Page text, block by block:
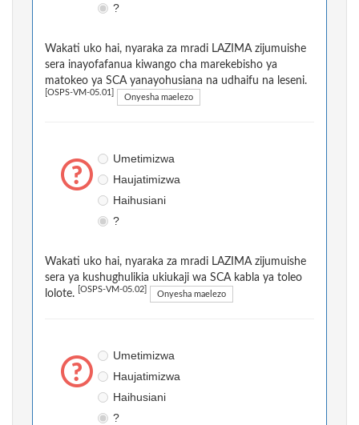
?
Wakati uko hai, nyaraka za mradi LAZIMA zijumuishe
sera inayofafanua kiwango cha marekebisho ya
matokeo ya SCA yanayohusiana na udhaifu na leseni.
[OSPS-VM-05.01] Onyesha maelezo
Umetimizwa
Haujatimizwa
Haihusiani
?
Wakati uko hai, nyaraka za mradi LAZIMA zijumuishe
sera ya kushughulikia ukiukaji wa SCA kabla ya toleo
lolote.
[OSPS-VM-05.02] Onyesha maelezo
Umetimizwa
Haujatimizwa
Haihusiani
?